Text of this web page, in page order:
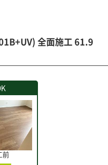
全面施工 61.9
前